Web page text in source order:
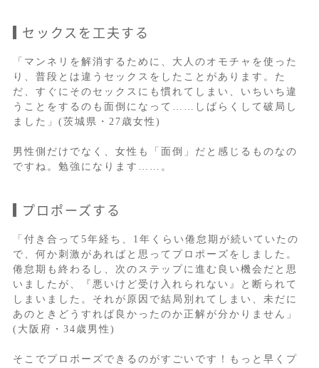
セックスを工夫する
「マンネリを解消するために、大人のオモチャを使った
り、普段とは違うセックスをしたことがあります。た
だ、すぐにそのセックスにも慣れてしまい、いちいち違
うことをするのも面倒になって……しばらくして破局し
ました」(茨城県・27歳女性)
男性側だけでなく、女性も「面倒」だと感じるものなの
ですね。勉強になります……。
プロポーズする
「付き合って5年経ち、1年くらい倦怠期が続いていたの
で、何か刺激があればと思ってプロポーズをしました。
倦怠期も終わるし、次のステップに進む良い機会だと思
いましたが、『悪いけど受け入れられない』と断られて
しまいました。それが原因で結局別れてしまい、未だに
あのときどうすれば良かったのか正解が分かりません」
(大阪府・34歳男性)
そこでプロポーズできるのがすごいです！もっと早くプ